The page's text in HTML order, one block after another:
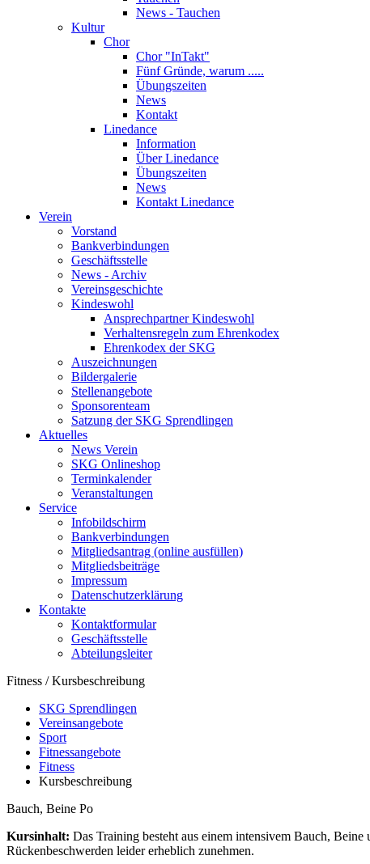
News - Tauchen
Kultur
Chor
Chor "InTakt"
Fünf Gründe, warum .....
Übungszeiten
News
Kontakt
Linedance
Information
Über Linedance
Übungszeiten
News
Kontakt Linedance
Verein
Vorstand
Bankverbindungen
Geschäftsstelle
News - Archiv
Vereinsgeschichte
Kindeswohl
Ansprechpartner Kindeswohl
Verhaltensregeln zum Ehrenkodex
Ehrenkodex der SKG
Auszeichnungen
Bildergalerie
Stellenangebote
Sponsorenteam
Satzung der SKG Sprendlingen
Aktuelles
News Verein
SKG Onlineshop
Terminkalender
Veranstaltungen
Service
Infobildschirm
Bankverbindungen
Mitgliedsantrag (online ausfüllen)
Mitgliedsbeiträge
Impressum
Datenschutzerklärung
Kontakte
Kontaktformular
Geschäftsstelle
Abteilungsleiter
Fitness / Kursbeschreibung
SKG Sprendlingen
Vereinsangebote
Sport
Fitnessangebote
Fitness
Kursbeschreibung
Bauch, Beine Po
Kursinhalt: Das Training besteht aus einem intensivem Bauch,
Rückenbeschwerden leider erheblich zunehmen.